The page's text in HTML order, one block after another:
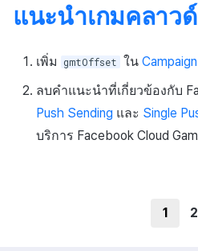
แนะนำเกมคลาว
เพิ่ม gmtOffset ใน
ลบคำแนะนำที่เกี่ยวข้องกับ
Push Sending และ Single
บริการ Facebook Cloud
1 2